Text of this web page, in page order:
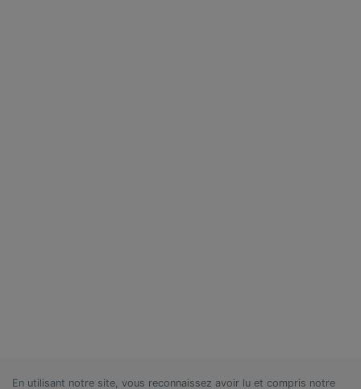
En utilisant notre site, vous reconnaissez avoir lu et compris notre